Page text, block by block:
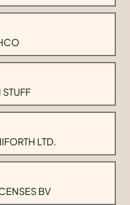
LTD.
BV